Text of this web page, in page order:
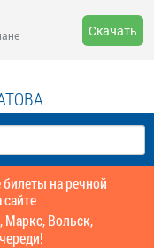
Скачать
на речной
Маркс, Вольск,